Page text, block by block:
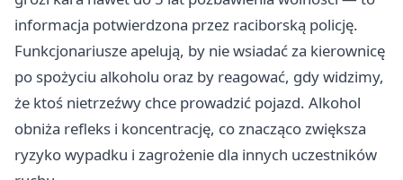
informacja potwierdzona przez raciborską policję.
Funkcjonariusze apelują, by nie wsiadać za kierownicę
po spożyciu alkoholu oraz by reagować, gdy widzimy,
że ktoś nietrzeźwy chce prowadzić pojazd. Alkohol
obniża refleks i koncentrację, co znacząco zwiększa
ryzyko wypadku i zagrożenie dla innych uczestników